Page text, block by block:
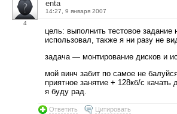
4
enta
14:27, 9 января 2007
цель: выполнить тестовое задание
использовал, также я ни разу не
задача — монтирование дисков и
мой винч забит по самое не
приятное занятие + 128кб/c
я буду рад.
Ответить Цитировать